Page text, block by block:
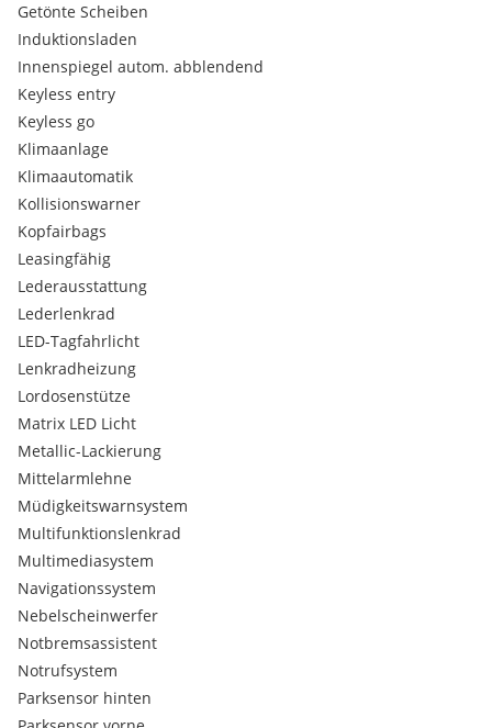
Getönte Scheiben
Induktionsladen
Innenspiegel autom. abblendend
Keyless entry
Keyless go
Klimaanlage
Klimaautomatik
Kollisionswarner
Kopfairbags
Leasingfähig
Lederausstattung
Lederlenkrad
LED-Tagfahrlicht
Lenkradheizung
Lordosenstütze
Matrix LED Licht
Metallic-Lackierung
Mittelarmlehne
Müdigkeitswarnsystem
Multifunktionslenkrad
Multimediasystem
Navigationssystem
Nebelscheinwerfer
Notbremsassistent
Notrufsystem
Parksensor hinten